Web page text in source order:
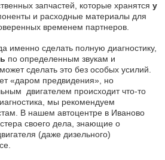
запчастей, которые хранятся у
и расходные материалы для
временем партнеров.
именно сделать полную диагностику,
по определенным звукам и
сделать это без особых усилий.
«даром предвидения», но
двигателем происходит что-то
мы рекомендуем
В нашем автоцентре в Иваново
своего дела, знающие о
(даже дизельного)